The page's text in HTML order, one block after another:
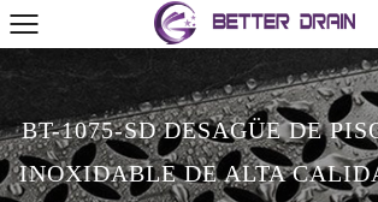
BT-1075-SD DESAGÜE DE
INOXIDABLE DE ALTA